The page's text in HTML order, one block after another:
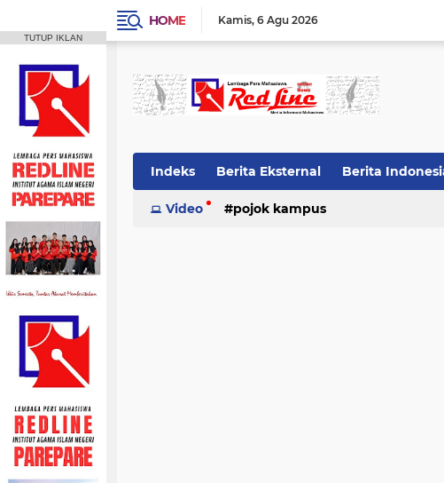
HOME Kamis 6 Agu 2026
Indeks Berita Eksternal Berita
Video pojok kampus
TUTUP IKLAN